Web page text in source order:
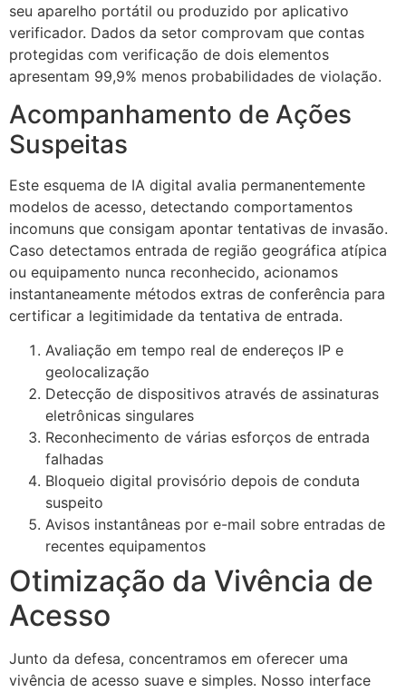
seu aparelho portátil ou produzido por aplicativo
verificador. Dados da setor comprovam que contas
protegidas com verificação de dois elementos
apresentam 99,9% menos probabilidades de violação.
Acompanhamento de Ações
Suspeitas
Este esquema de IA digital avalia permanentemente
modelos de acesso, detectando comportamentos
incomuns que consigam apontar tentativas de invasão.
Caso detectamos entrada de região geográfica atípica
ou equipamento nunca reconhecido, acionamos
instantaneamente métodos extras de conferência para
certificar a legitimidade da tentativa de entrada.
Avaliação em tempo real de endereços IP e
geolocalização
Detecção de dispositivos através de assinaturas
eletrônicas singulares
Reconhecimento de várias esforços de entrada
falhadas
Bloqueio digital provisório depois de conduta
suspeito
Avisos instantâneas por e-mail sobre entradas de
recentes equipamentos
Otimização da Vivência de
Acesso
Junto da defesa, concentramos em oferecer uma
vivência de acesso suave e simples. Nosso interface